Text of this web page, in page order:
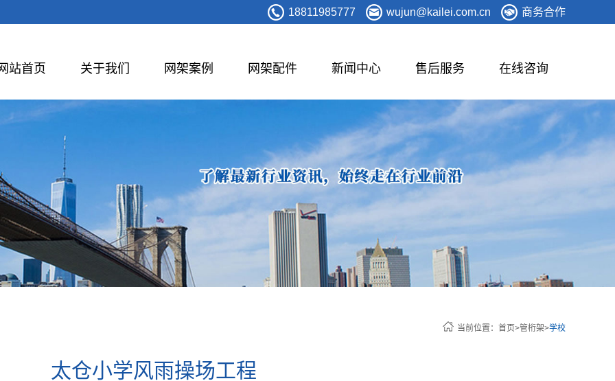
18811985777 wujun@kailei.com.cn 商务合作
站首页 关于我们 网架案例
管桁架
加油站
膜结构 屋面系统
公共场馆
网架配件 新闻中心
球形钢铁料场棚网架钢结构安装工艺
售后服务 在线咨询
当前位置： 首页>管桁架>学校
太仓小学风雨操场工程